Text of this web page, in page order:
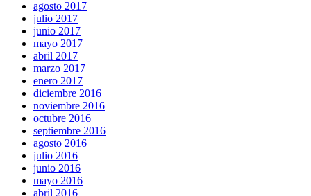
agosto 2017
julio 2017
junio 2017
mayo 2017
abril 2017
marzo 2017
enero 2017
diciembre 2016
noviembre 2016
octubre 2016
septiembre 2016
agosto 2016
julio 2016
junio 2016
mayo 2016
abril 2016